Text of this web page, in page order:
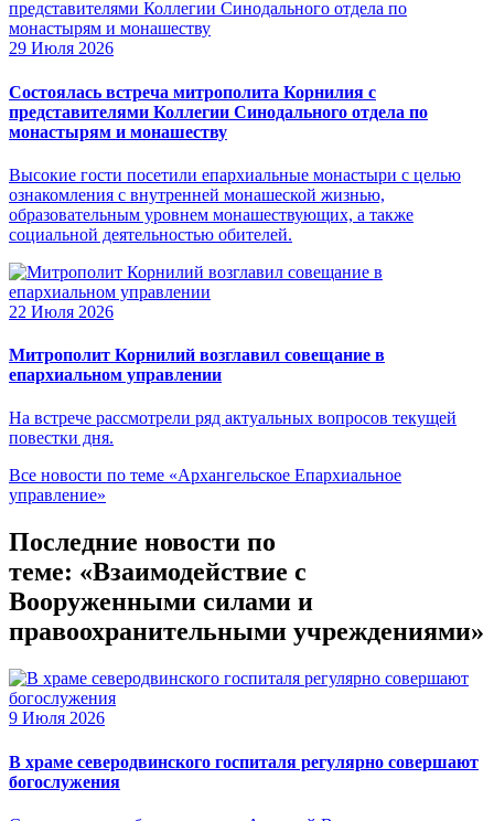
29 Июля 2026
Состоялась встреча митрополита Корнилия с
представителями Коллегии Синодального отдела по
монастырям и монашеству
Высокие гости посетили епархиальные монастыри с целью
ознакомления с внутренней монашеской жизнью,
образовательным уровнем монашествующих, а также
социальной деятельностью обителей.
22 Июля 2026
Митрополит Корнилий возглавил совещание в
епархиальном управлении
На встрече рассмотрели ряд актуальных вопросов текущей
повестки дня.
Все новости по теме «Архангельское Епархиальное
управление»
Последние новости по
теме: «Взаимодействие с
Вооруженными силами и
правоохранительными учреждениями»
9 Июля 2026
В храме северодвинского госпиталя регулярно совершают
богослужения